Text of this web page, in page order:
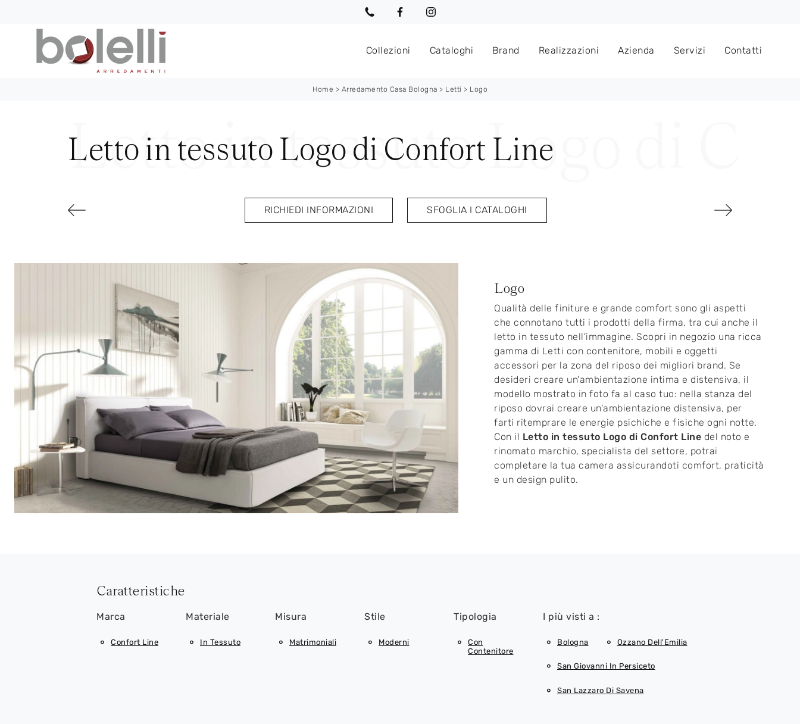
Collezioni Cataloghi Brand Realizzazioni Azienda Servizi Contatti
Home > Arredamento Casa Bologna > Letti > Logo
Letto in tessuto Logo di Confort Line
RICHIEDI INFORMAZIONI SFOGLIA I CATALOGHI
Logo
Qualità delle finiture e grande comfort sono gli aspetti
che connotano tutti i prodotti della firma, tra cui anche il
letto in tessuto nell'immagine. Scopri in negozio una ricca
gamma di Letti con contenitore, mobili e oggetti
accessori per la zona del riposo dei migliori brand. Se
desideri creare un'ambientazione intima e distensiva, il
modello mostrato in foto fa al caso tuo: nella stanza del
riposo dovrai creare un'ambientazione distensiva, per
farti ritemprare le energie psichiche e fisiche ogni notte.
Con il Letto in tessuto Logo di Confort Line del noto e
rinomato marchio, specialista del settore, potrai
completare la tua camera assicurandoti comfort, praticità
e un design pulito.
Caratteristiche
Marca
Confort Line
Materiale
In Tessuto
Misura
Matrimoniali
Stile
Moderni
Tipologia
Con
Contenitore
I più visti a :
Bologna Ozzano Dell'Emilia
San Giovanni In Persiceto
San Lazzaro Di Savena